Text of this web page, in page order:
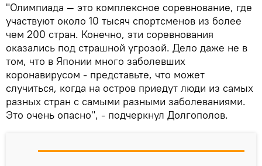
"Олимпиада — это комплексное соревнование, где
участвуют около 10 тысяч спортсменов из более
чем 200 стран. Конечно, эти соревнования
оказались под страшной угрозой. Дело даже не в
том, что в Японии много заболевших
коронавирусом - представьте, что может
случиться, когда на остров приедут люди из самых
разных стран с самыми разными заболеваниями.
Это очень опасно", - подчеркнул Долгополов.